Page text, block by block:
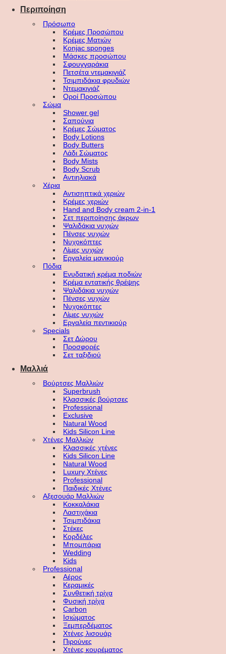
Περιποίηση
Πρόσωπο
Κρέμες Προσώπου
Κρέμες Ματιών
Konjac sponges
Μάσκες προσώπου
Σφουγγαράκια
Πετσέτα ντεμακιγιάζ
Τσιμπιδάκια φρυδιών
Ντεμακιγιάζ
Οροί Προσώπου
Σώμα
Shower gel
Σαπούνια
Κρέμες Σώματος
Body Lotions
Body Butters
Λάδι Σώματος
Body Mists
Body Scrub
Αντιηλιακά
Χέρια
Αντισηπτικά χεριών
Κρέμες χεριών
Hand and Body cream 2-in-1
Σετ περιποίησης άκρων
Ψαλιδάκια νυχιών
Πένσες νυχιών
Νυχοκόπτες
Λίμες νυχιών
Εργαλεία μανικιούρ
Πόδια
Ενυδατική κρέμα ποδιών
Κρέμα εντατικής θρέψης
Ψαλιδάκια νυχιών
Πένσες νυχιών
Νυχοκόπτες
Λίμες νυχιών
Εργαλεία πεντικιούρ
Specials
Σετ Δώρου
Προσφορές
Σετ ταξιδιού
Μαλλιά
Βούρτσες Μαλλιών
Superbrush
Κλασσικές βούρτσες
Professional
Exclusive
Natural Wood
Kids Silicon Line
Χτένες Μαλλιών
Κλασσικές χτένες
Kids Silicon Line
Natural Wood
Luxury Χτένες
Professional
Παιδικές Χτένες
Αξεσουάρ Μαλλιών
Κοκκαλάκια
Λαστιχάκια
Τσιμπιδάκια
Στέκες
Κορδέλες
Μπομπάρια
Wedding
Kids
Professional
Αέρος
Κεραμικές
Συνθετική τρίχα
Φυσική τρίχα
Carbon
Ισιώματος
Ξεμπερδέματος
Χτένες λισουάρ
Πιρούνες
Χτένες κουρέματος